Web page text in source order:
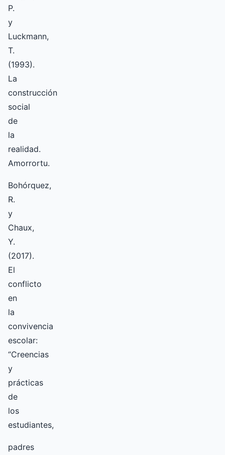
P.
y
Luckmann,
T.
(1993).
La
construcción
social
de
la
realidad.
Amorrortu.
Bohórquez,
R.
y
Chaux,
Y.
(2017).
El
conflicto
en
la
convivencia
escolar:
“Creencias
y
prácticas
de
los
estudiantes,
padres